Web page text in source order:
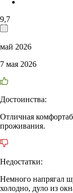
9,7
май 2026
7 мая 2026
Достоинства:
Отличная
проживания.
Недостатки:
Немного напрягал
холодно, дуло из